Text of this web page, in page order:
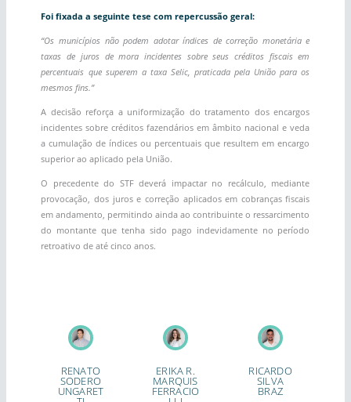
Foi fixada a seguinte tese com repercussão geral:
“Os municípios não podem adotar índices de correção monetária e
taxas de juros de mora incidentes sobre seus créditos fiscais em
percentuais que superem a taxa Selic, praticada pela União para os
mesmos fins.”
A decisão reforça a uniformização do tratamento dos encargos
incidentes sobre créditos fazendários em âmbito nacional e veda
a cumulação de índices ou percentuais que resultem em encargo
superior ao aplicado pela União.
O precedente do STF deverá impactar no recálculo, mediante
provocação, dos juros e correção aplicados em cobranças fiscais
em andamento, permitindo ainda ao contribuinte o ressarcimento
do montante que tenha sido pago indevidamente no período
retroativo de até cinco anos.
RENATO
SODERO
UNGARET
ERIKA R.
MARQUIS
FERRACIO
RICARDO
SILVA
BRAZ